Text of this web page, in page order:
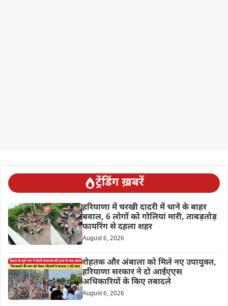
ट्रेंडिंग ख़बरें
हरियाणा में चरखी दादरी में थाने के बाहर
बवाल, 6 लोगों को गोलियां मारी, ताबड़तोड़
फायरिंग से दहला शहर
August 6, 2026
रोहतक और अंबाला को मिले नए उपायुक्त,
हरियाणा सरकार ने दो आईएएस
अधिकारियों के किए तबादले
August 6, 2026